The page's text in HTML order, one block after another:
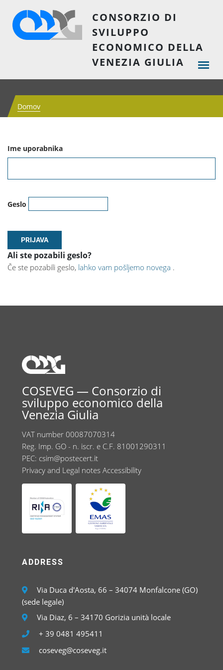
CONSORZIO DI
SVILUPPO
ECONOMICO DELLA
VENEZIA GIULIA
Domov
Ime uporabnika
Geslo
Ali ste pozabili geslo?
Če ste pozabili geslo, lahko vam pošljemo novega .
COSEVEG — Consorzio di
sviluppo economico della
Venezia Giulia
VAT number 00087070314
Reg. Imp. GO - n. iscr. e C.F. 81001290311
PEC: csim@postecert.it
Privacy and Legal notes Accessibility
ADDRESS
Via Duca d'Aosta, 66 – 34074 Monfalcone (GO)
(sede legale)
Via Diaz, 6 – 34170 Gorizia unità locale
+ 39 0481 495411
coseveg@coseveg.it